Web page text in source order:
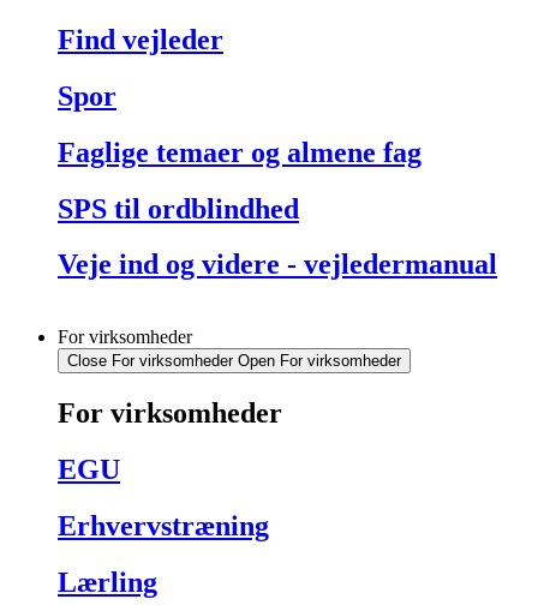
Find vejleder
Spor
Faglige temaer og almene fag
SPS til ordblindhed
Veje ind og videre - vejledermanual
For virksomheder
Close For virksomheder Open For virksomheder
For virksomheder
EGU
Erhvervstræning
Lærling